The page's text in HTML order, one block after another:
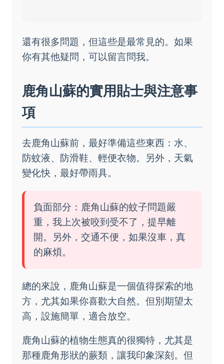
還有很多問題，但這些是最常見的。如果
你有其他疑問，可以留言問我。
鹿角山蘇的實用貼士與注意事
項
去鹿角山蘇前，最好準備這些東西：水、
防蚊液、防滑鞋、輕便衣物。另外，天氣
變化快，最好帶雨具。
負面部分：鹿角山蘇的蚊子問題嚴
重，我上次被咬到受不了，提早離
開。另外，交通不便，如果沒車，真
的麻煩。
總的來說，鹿角山蘇是一個值得探索的地
方，尤其如果你喜歡大自然。但別期望太
高，設施簡單，適合放空。
鹿角山蘇的植物生態真的很獨特，尤其是
那種鹿角形狀的蕨類，讓我印象深刻。但